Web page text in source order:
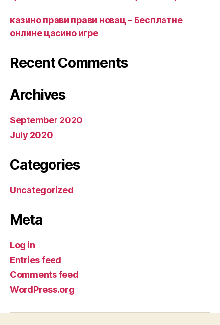
казино прави прави новац – Бесплатне
онлине цасино игре
Recent Comments
Archives
September 2020
July 2020
Categories
Uncategorized
Meta
Log in
Entries feed
Comments feed
WordPress.org